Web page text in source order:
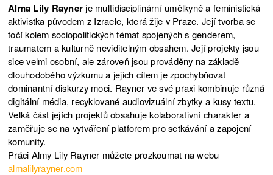
Alma Lily Raynerje multidisciplinární umělkyně a feministická
aktivistka původem z Izraele, která žije v Praze. Její tvorba se
točí kolem sociopolitických témat spojených s genderem,
traumatem a kulturně neviditelným obsahem. Její projekty jsou
sice velmi osobní, ale zároveň jsou prováděny na základě
dlouhodobého výzkumu a jejich cílem je zpochybňovat
dominantní diskurzy moci. Rayner ve své praxi kombinuje různá
digitální média, recyklované audiovizuální zbytky a kusy textu.
Velká část jejích projektů obsahuje kolaborativní charakter a
zaměřuje se na vytváření platforem pro setkávání a zapojení
komunity.
Práci Almy Lily Rayner můžete prozkoumat na webu
almalilyrayner.com